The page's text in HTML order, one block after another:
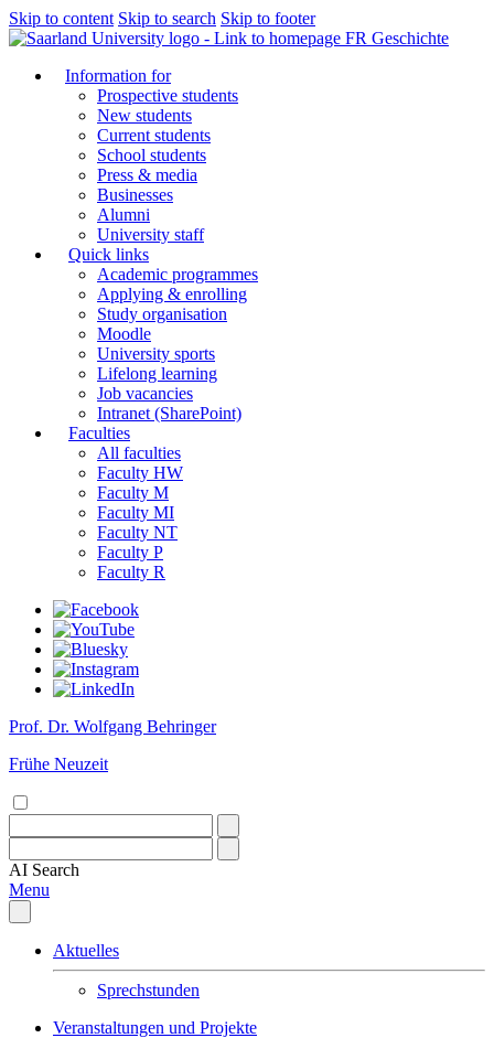
Skip to content Skip to search Skip to footer
FR Geschichte
Information for
Prospective students
New students
Current students
School students
Press & media
Businesses
Alumni
University staff
Quick links
Academic programmes
Applying & enrolling
Study organisation
Moodle
University sports
Lifelong learning
Job vacancies
Intranet (SharePoint)
Faculties
All faculties
Faculty HW
Faculty M
Faculty MI
Faculty NT
Faculty P
Faculty R
Prof. Dr. Wolfgang Behringer
Frühe Neuzeit
AI Search
Menu
Aktuelles
Sprechstunden
Veranstaltungen und Projekte